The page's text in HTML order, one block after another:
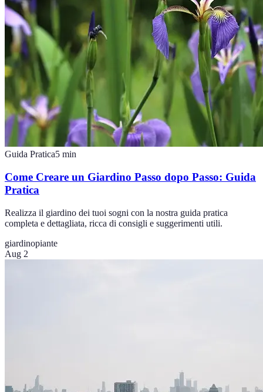
Guida Pratica5 min
Come Creare un Giardino Passo dopo Passo: Guida
Pratica
Realizza il giardino dei tuoi sogni con la nostra guida pratica
completa e dettagliata, ricca di consigli e suggerimenti utili.
giardinopiante
Aug 2